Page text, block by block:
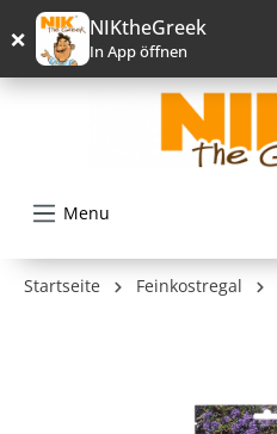
springen
× NIKtheGreek
In App öffnen
Menu
Startseite Feinkostregal